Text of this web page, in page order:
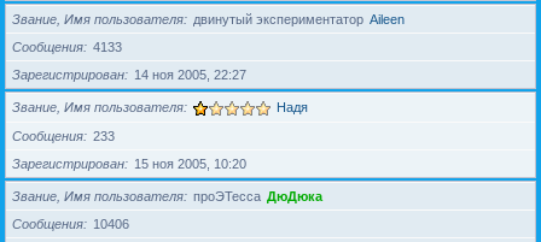
Звание, Имя пользователя двинутый экспериментатор Aileen
Сообщения
4133
Зарегистрирован
14 ноя 2005, 22:27
Звание, Имя пользователя Надя
Сообщения
233
Зарегистрирован
15 ноя 2005, 10:20
Звание, Имя пользователя проЭТесса ДюДюка
Сообщения
10406